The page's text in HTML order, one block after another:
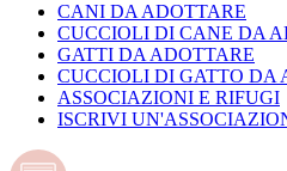
CANI DA ADOTTARE
CUCCIOLI DI CANE DA
GATTI DA ADOTTARE
CUCCIOLI DI GATTO DA
ASSOCIAZIONI E RIFUGI
ISCRIVI